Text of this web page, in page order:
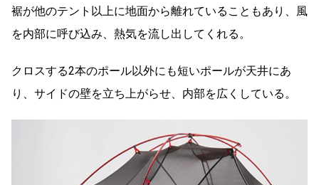
裾が他のテント以上に地面から離れていることもあり、風
を内部に呼び込み、熱気を流し出してくれる。
クロスする2本のポール以外にも短いポールが天井にあ
り、サイドの壁を立ち上がらせ、内部を広くしている。